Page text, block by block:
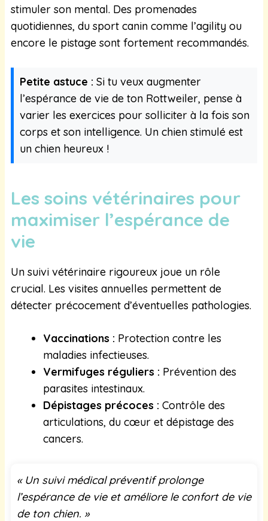
stimuler son mental. Des promenades
quotidiennes, du sport canin comme l’agility ou
encore le pistage sont fortement recommandés.
Petite astuce : Si tu veux augmenter
l’espérance de vie de ton Rottweiler, pense à
varier les exercices pour solliciter à la fois son
corps et son intelligence. Un chien stimulé est
un chien heureux !
Les soins vétérinaires pour
maximiser l’espérance de
vie
Un suivi vétérinaire rigoureux joue un rôle
crucial. Les visites annuelles permettent de
détecter précocement d’éventuelles pathologies.
Vaccinations : Protection contre les
maladies infectieuses.
Vermifuges réguliers : Prévention des
parasites intestinaux.
Dépistages précoces : Contrôle des
articulations, du cœur et dépistage des
cancers.
« Un suivi médical préventif prolonge
l’espérance de vie et améliore le confort de vie
de ton chien. »